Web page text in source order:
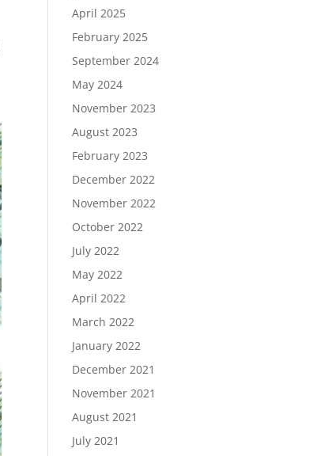
April 2025
February 2025
September 2024
May 2024
November 2023
August 2023
February 2023
December 2022
November 2022
October 2022
July 2022
May 2022
April 2022
March 2022
January 2022
December 2021
November 2021
August 2021
July 2021